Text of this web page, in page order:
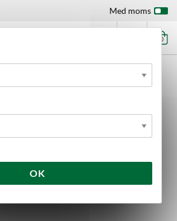
OK
Med moms
0